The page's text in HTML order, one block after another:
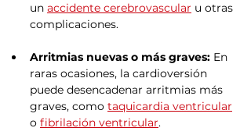
un accidente cerebrovascular u otras
complicaciones.
Arritmias nuevas o más graves: En
raras ocasiones, la cardioversión
puede desencadenar arritmias más
graves, como taquicardia ventricular
o fibrilación ventricular.